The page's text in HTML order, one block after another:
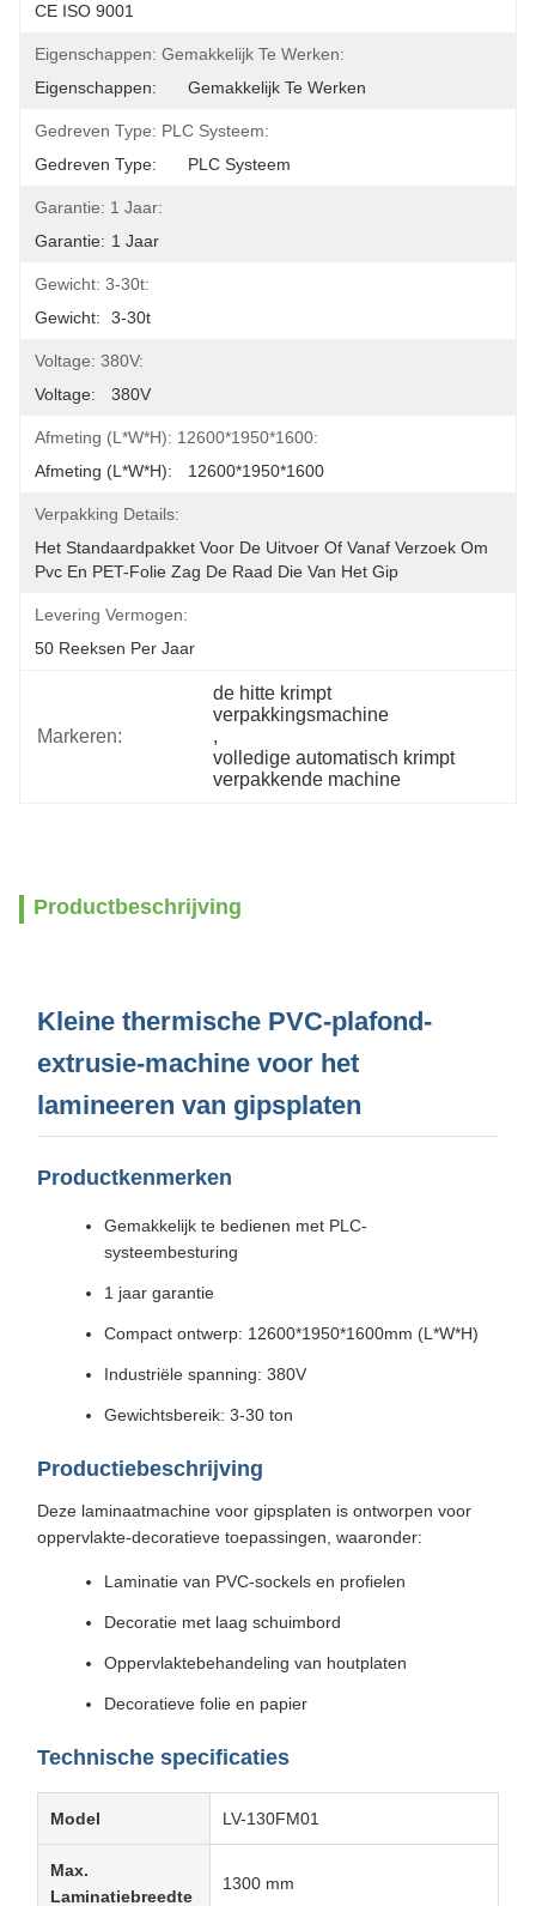
CE ISO 9001
Eigenschappen: Gemakkelijk Te Werken:
Eigenschappen:	Gemakkelijk Te Werken
Gedreven Type: PLC Systeem:
Gedreven Type:	PLC Systeem
Garantie: 1 Jaar:
Garantie:	1 Jaar
Gewicht: 3-30t:
Gewicht:	3-30t
Voltage: 380V:
Voltage:	380V
Afmeting (L*W*H): 12600*1950*1600:
Afmeting (L*W*H):	12600*1950*1600
Verpakking Details:
Het Standaardpakket Voor De Uitvoer Of Vanaf Verzoek Om
Pvc En PET-Folie Zag De Raad Die Van Het Gip
Levering Vermogen:
50 Reeksen Per Jaar
Markeren:
de hitte krimpt
verpakkingsmachine
,
volledige automatisch krimpt
verpakkende machine
Productbeschrijving
Kleine thermische PVC-plafond-
extrusie-machine voor het
lamineeren van gipsplaten
Productkenmerken
Gemakkelijk te bedienen met PLC-
systeembesturing
1 jaar garantie
Compact ontwerp: 12600*1950*1600mm (L*W*H)
Industriële spanning: 380V
Gewichtsbereik: 3-30 ton
Productiebeschrijving
Deze laminaatmachine voor gipsplaten is ontworpen voor
oppervlakte-decoratieve toepassingen, waaronder:
Laminatie van PVC-sockels en profielen
Decoratie met laag schuimbord
Oppervlaktebehandeling van houtplaten
Decoratieve folie en papier
Technische specificaties
Model LV-130FM01
Max.
Laminatiebreedte
1300 mm